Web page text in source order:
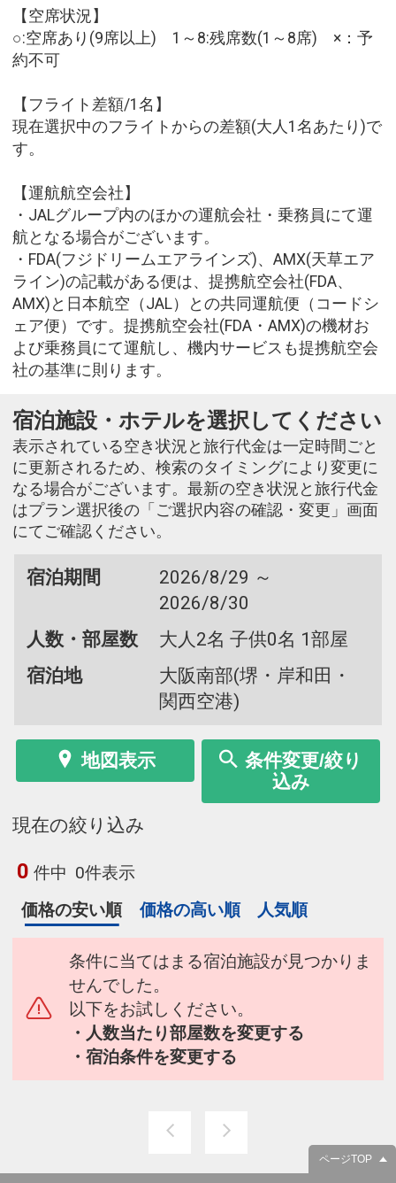
【空席状況】
○:空席あり(9席以上) 1～8:残席数(1～8席) ×：予
約不可
【フライト差額/1名】
現在選択中のフライトからの差額(大人1名あたり)で
す。
【運航航空会社】
・JALグループ内のほかの運航会社・乗務員にて運
航となる場合がございます。
・FDA(フジドリームエアラインズ)、AMX(天草エア
ライン)の記載がある便は、提携航空会社(FDA、
AMX)と日本航空（JAL）との共同運航便（コードシ
ェア便）です。提携航空会社(FDA・AMX)の機材お
よび乗務員にて運航し、機内サービスも提携航空会
社の基準に則ります。
宿泊施設・ホテルを選択してください
表示されている空き状況と旅行代金は一定時間ごと
に更新されるため、検索のタイミングにより変更に
なる場合がございます。最新の空き状況と旅行代金
はプラン選択後の「ご選択内容の確認・変更」画面
にてご確認ください。
宿泊期間
2026/8/29 ～
2026/8/30
人数・部屋数
大人2名 子供0名 1部屋
宿泊地
大阪南部(堺・岸和田・
関西空港)
地図表示
条件変更/絞り
込み
現在の絞り込み
0 件中 0件表示
価格の安い順
価格の高い順 人気順
条件に当てはまる宿泊施設が見つかりま
せんでした。
以下をお試しください。
・人数当たり部屋数を変更する
・宿泊条件を変更する
ページTOP